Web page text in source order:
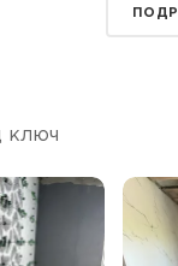
ключ